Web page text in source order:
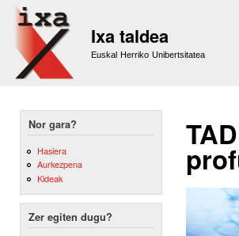
Ixa taldea
Euskal Herriko Unibertsitatea
Nor gara?
Hasiera
Aurkezpena
Kideak
Zer egiten dugu?